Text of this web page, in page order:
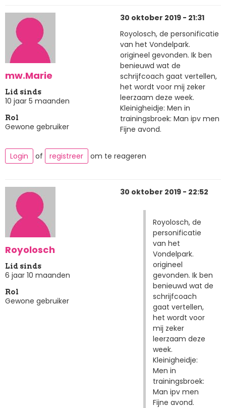
mw.Marie
Lid sinds
10 jaar 5 maanden
Rol
Gewone gebruiker
30 oktober 2019 - 21:31
Royolosch, de personificatie
van het Vondelpark.
origineel gevonden. Ik ben
benieuwd wat de
schrijfcoach gaat vertellen,
het wordt voor mij zeker
leerzaam deze week.
Kleinigheidje: Men in
trainingsbroek: Man ipv men
Fijne avond.
Login of registreer om te reageren
Royolosch
Lid sinds
6 jaar 10 maanden
Rol
Gewone gebruiker
30 oktober 2019 - 22:52
Royolosch, de
personificatie
van het
Vondelpark.
origineel
gevonden. Ik ben
benieuwd wat de
schrijfcoach
gaat vertellen,
het wordt voor
mij zeker
leerzaam deze
week.
Kleinigheidje:
Men in
trainingsbroek:
Man ipv men
Fijne avond.